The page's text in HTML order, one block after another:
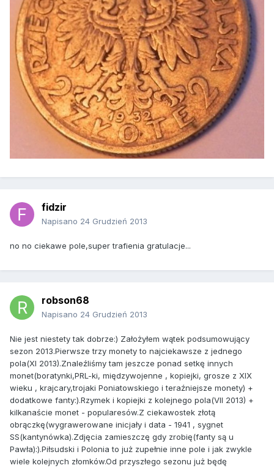
fidzir
Napisano 24 Grudzień 2013
no no ciekawe pole,super trafienia gratulacje...
robson68
Napisano 24 Grudzień 2013
Nie jest niestety tak dobrze:) Założyłem wątek podsumowujący
sezon 2013.Pierwsze trzy monety to najciekawsze z jednego
pola(XI 2013).Znaleźliśmy tam jeszcze ponad setkę innych
monet(boratynki,PRL-ki, międzywojenne , kopiejki, grosze z XIX
wieku , krajcary,trojaki Poniatowskiego i teraźniejsze monety) +
dodatkowe fanty:).Rzymek i kopiejki z kolejnego pola(VII 2013) +
kilkanaście monet - popularesów.Z ciekawostek złotą
obrączkę(wygrawerowane inicjały i data - 1941 , sygnet
SS(kantynówka).Zdjęcia zamieszczę gdy zrobię(fanty są u
Pawła):).Piłsudski i Polonia to już zupełnie inne pole i jak zwykle
wiele kolejnych złomków.Od przyszłego sezonu już będę